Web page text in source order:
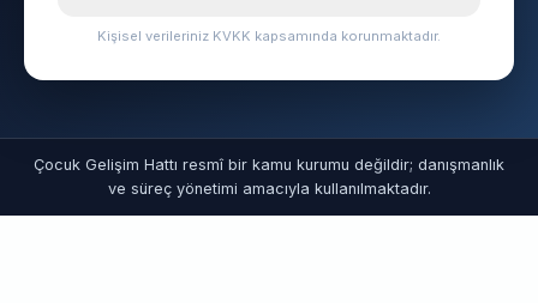
Kişisel verileriniz KVKK kapsamında korunmaktadır.
Çocuk Gelişim Hattı resmî bir kamu kurumu değildir; danışmanlık
ve süreç yönetimi amacıyla kullanılmaktadır.